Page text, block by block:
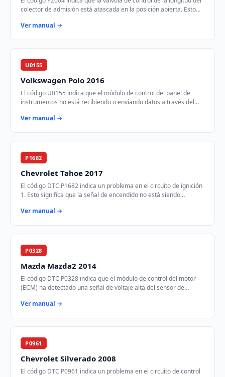
colector de admisión está atascada en la posición abierta. Esto
Ver manual →
U0155
Volkswagen Polo 2016
El código U0155 indica que el módulo de control del panel de
instrumentos no está recibiendo o enviando datos a través del
Ver manual →
P1682
Chevrolet Tahoe 2017
El código DTC P1682 indica un problema en el circuito de ignición
1. Esto significa que la señal de encendido no está siendo
Ver manual →
P0328
Mazda Mazda2 2014
El código DTC P0328 indica que el módulo de control del motor
(ECM) ha detectado una señal de voltaje alta del sensor de
Ver manual →
P0961
Chevrolet Silverado 2008
El código DTC P0961 indica un problema en el circuito de control